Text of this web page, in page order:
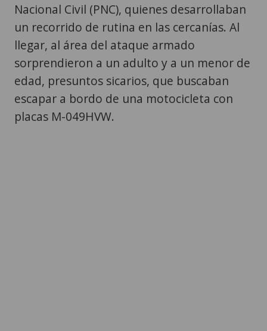
Nacional Civil (PNC), quienes desarrollaban
un recorrido de rutina en las cercanías. Al
llegar, al área del ataque armado
sorprendieron a un adulto y a un menor de
edad, presuntos sicarios, que buscaban
escapar a bordo de una motocicleta con
placas M-049HVW.